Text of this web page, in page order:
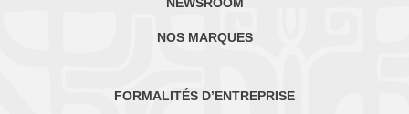
NOS MARQUES
FORMALITÉS D’ENTREPRISE